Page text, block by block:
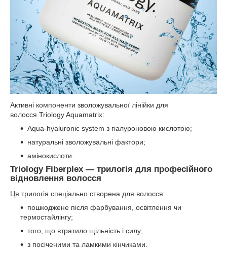
Активні компоненти зволожувальної лінійки для
волосся Triology Aquamatrix:
Aqua-hyaluronic system з гіалуроновою кислотою;
натуральні зволожувальні фактори;
амінокислоти.
Triology Fiberplex — трилогія для професійного
відновлення волосся
Ця трилогія спеціально створена для волосся:
пошкоджене після фарбування, освітлення чи
термостайлінгу;
того, що втратило щільність і силу;
з посіченими та ламкими кінчиками.